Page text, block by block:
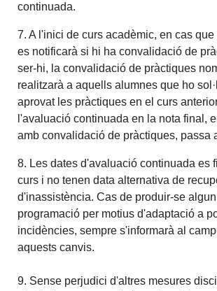
continuada.
7. A l'inici de curs acadèmic, en cas
es notificarà si hi ha convalidació de
ser-hi, la convalidació de pràctiques
realitzarà a aquells alumnes que ho
aprovat les pràctiques en el curs
l'avaluació continuada en la nota final,
amb convalidació de pràctiques, passa
8. Les dates d'avaluació continuada es
curs i no tenen data alternativa de
d'inassistència. Cas de produir-se
programació per motius d'adaptació a
incidències, sempre s'informarà al
aquests canvis.
9. Sense perjudici d'altres mesures